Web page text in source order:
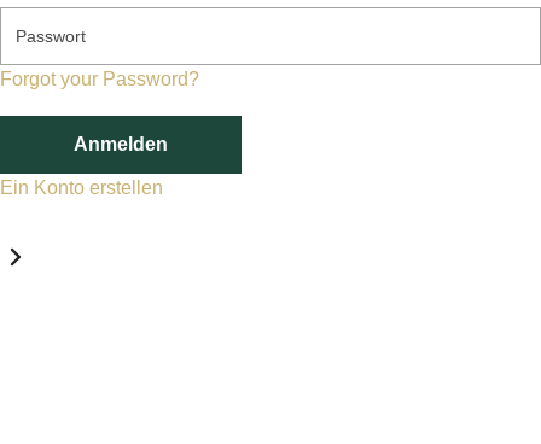
Passwort
Forgot your Password?
Anmelden
Ein Konto erstellen